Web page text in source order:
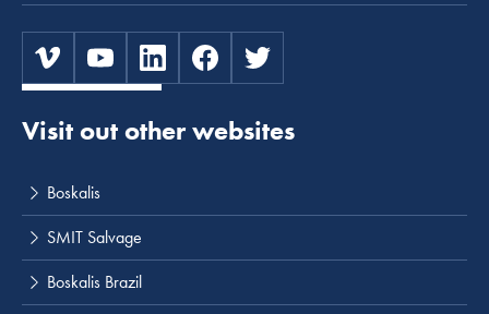
Visit out other websites
Boskalis
SMIT Salvage
Boskalis Brazil